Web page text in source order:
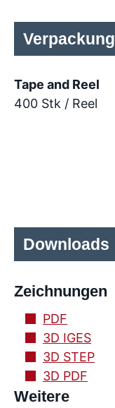
Verpackung
Tape and Reel
400 Stk / Reel
Downloads
Zeichnungen
PDF
3D IGES
3D STEP
3D PDF
Weitere